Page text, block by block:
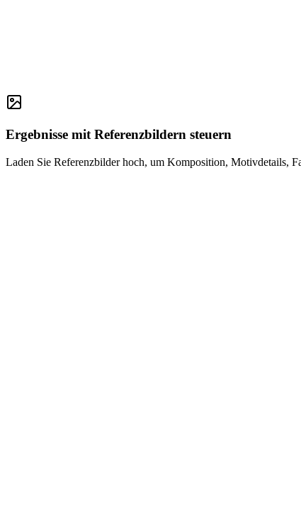
Ergebnisse mit Referenzbildern steuern
Laden Sie Referenzbilder hoch, um Komposition, Motivdetails,